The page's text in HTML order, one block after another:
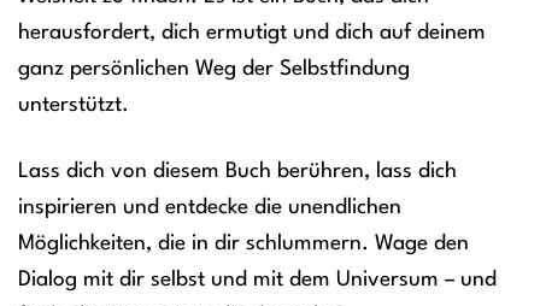
herausfordert, dich ermutigt und dich auf deinem
ganz persönlichen Weg der Selbstfindung
unterstützt.
Lass dich von diesem Buch berühren, lass dich
inspirieren und entdecke die unendlichen
Möglichkeiten, die in dir schlummern. Wage den
Dialog mit dir selbst und mit dem Universum – und